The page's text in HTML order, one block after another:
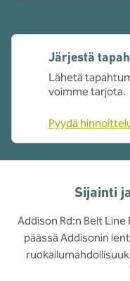
Järjestä
Lähetä
voimme tarjota.
Pyydä
Sijainti
Addison Rd:n Belt
päässä Addisonin